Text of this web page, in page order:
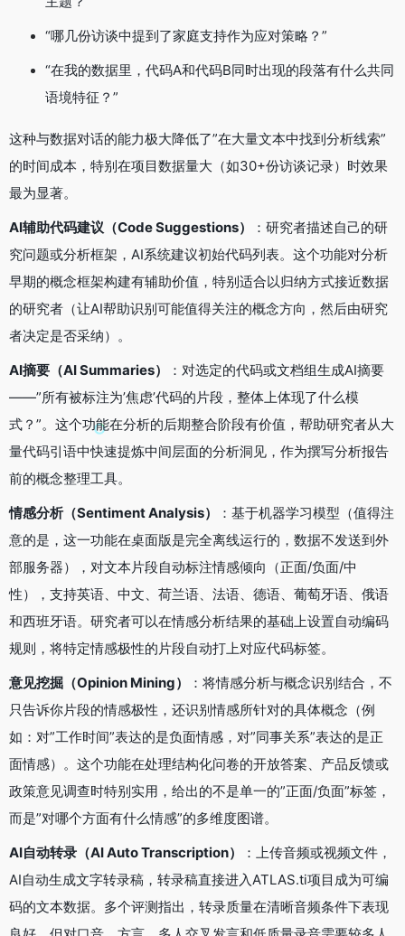
“哪几份访谈中提到了家庭支持作为应对策略？”
“在我的数据里，代码A和代码B同时出现的段落有什么共同
语境特征？”
这种与数据对话的能力极大降低了”在大量文本中找到分析线索”
的时间成本，特别在项目数据量大（如30+份访谈记录）时效果
最为显著。
AI辅助代码建议（Code Suggestions）
：研究者描述自己的研
究问题或分析框架，AI系统建议初始代码列表。这个功能对分析
早期的概念框架构建有辅助价值，特别适合以归纳方式接近数据
的研究者（让AI帮助识别可能值得关注的概念方向，然后由研究
者决定是否采纳）。
AI摘要（AI Summaries）
：对选定的代码或文档组生成AI摘要
——”所有被标注为’焦虑’代码的片段，整体上体现了什么模
式？”。这个功能在分析的后期整合阶段有价值，帮助研究者从大
量代码引语中快速提炼中间层面的分析洞见，作为撰写分析报告
前的概念整理工具。
情感分析（Sentiment Analysis）
：基于机器学习模型（值得注
意的是，这一功能在桌面版是完全离线运行的，数据不发送到外
部服务器），对文本片段自动标注情感倾向（正面/负面/中
性），支持英语、中文、荷兰语、法语、德语、葡萄牙语、俄语
和西班牙语。研究者可以在情感分析结果的基础上设置自动编码
规则，将特定情感极性的片段自动打上对应代码标签。
意见挖掘（Opinion Mining）
：将情感分析与概念识别结合，不
只告诉你片段的情感极性，还识别情感所针对的具体概念（例
如：对”工作时间”表达的是负面情感，对”同事关系”表达的是正
面情感）。这个功能在处理结构化问卷的开放答案、产品反馈或
政策意见调查时特别实用，给出的不是单一的”正面/负面”标签，
而是”对哪个方面有什么情感”的多维度图谱。
AI自动转录（AI Auto Transcription）
：上传音频或视频文件，
AI自动生成文字转录稿，转录稿直接进入ATLAS.ti项目成为可编
码的文本数据。多个评测指出，转录质量在清晰音频条件下表现